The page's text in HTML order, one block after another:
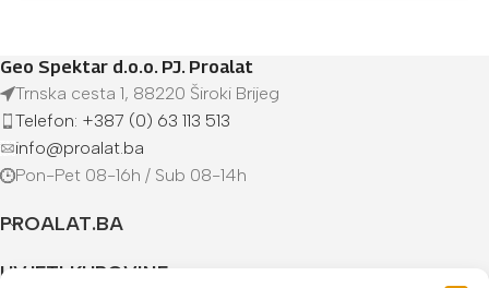
Geo Spektar d.o.o. PJ. Proalat
Trnska cesta 1, 88220 Široki Brijeg
Telefon: +387 (0) 63 113 513
info@proalat.ba
Pon-Pet 08-16h / Sub 08-14h
PROALAT.BA
UVJETI KUPOVINE